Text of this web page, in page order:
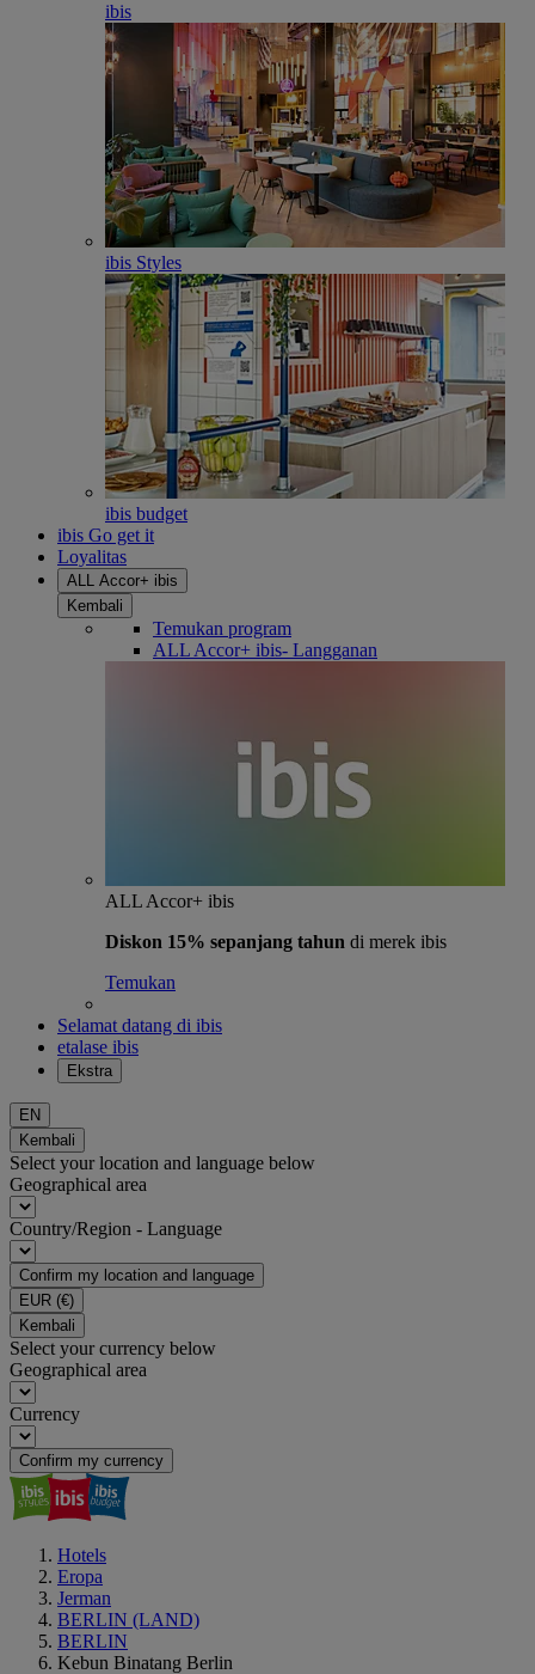
ibis
ibis Styles
ibis budget
ibis Go get it
Loyalitas
ALL Accor+ ibis
Kembali
Temukan program
ALL Accor+ ibis- Langganan
ALL Accor+ ibis
Diskon 15% sepanjang tahun di merek ibis
Temukan
Selamat datang di ibis
etalase ibis
Ekstra
EN
Kembali
Select your location and language below
Geographical area
Country/Region - Language
Confirm my location and language
EUR (€)
Kembali
Select your currency below
Geographical area
Currency
Confirm my currency
Hotels
Eropa
Jerman
BERLIN (LAND)
BERLIN
Kebun Binatang Berlin